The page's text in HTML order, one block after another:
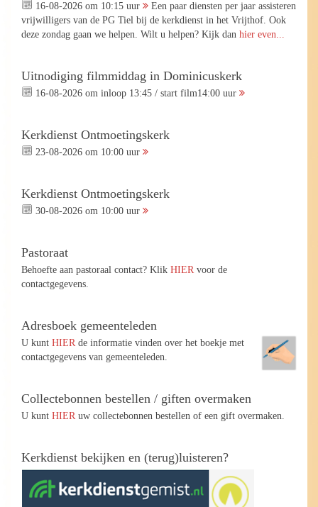
16-08-2026 om 10:15 uur
Een paar diensten per jaar assisteren
vrijwilligers van de PG Tiel bij de kerkdienst in het Vrijthof. Ook
deze zondag gaan we helpen. Wilt u helpen? Kijk dan hier even...
Uitnodiging filmmiddag in Dominicuskerk
16-08-2026 om inloop 13:45 / start film14:00 uur
Kerkdienst Ontmoetingskerk
23-08-2026 om 10:00 uur
Kerkdienst Ontmoetingskerk
30-08-2026 om 10:00 uur
Pastoraat
Behoefte aan pastoraal contact? Klik HIER voor de
contactgegevens.
Adresboek gemeenteleden
U kunt HIER de informatie vinden over het boekje met
contactgegevens van gemeenteleden.
Collectebonnen bestellen / giften overmaken
U kunt HIER uw collectebonnen bestellen of een gift overmaken.
Kerkdienst bekijken en (terug)luisteren?